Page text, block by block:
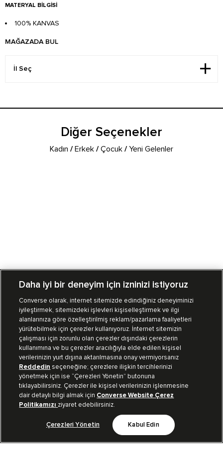
MATERYAL BILGISI
100% KANVAS
MAĞAZADA BUL
Diğer Seçenekler
Kadın /Erkek /Çocuk /Yeni Gelenler
Mağazalarımız Sipariş Takibi
Müşteri İlişkileri
Koleksiyon
Kurumsal
Bizi Takip Et
Daha iyi bir deneyim için izninizi istiyoruz
Converse olarak, internet sitemizde edindiğiniz deneyiminizi
iyileştirmek, sitemizdeki işlevleri kişiselleştirmek ve ilgi
alanlarınıza göre özelleştirilmiş reklam/pazarlama faaliyetleri
yürütebilmek için çerezler kullanıyoruz. İnternet sitemizin
çalışması için zorunlu olan çerezler dışındaki çerezlerin
kullanımına ve bu çerezler aracılığıyla elde edilen kişisel
verilerinizin yurt dışına aktarılmasına onay vermiyorsanız
Reddedin seçeneğine; çerezlere ilişkin tercihlerinizi
yönetmek için ise “Çerezleri Yönetin” butonuna
tıklayabilirsiniz. Çerezler ile kişisel verilerinizin işlenmesine
dair detaylı bilgi almak için Converse Website Çerez
Politikamızı ziyaret edebilirsiniz.
Çerezleri Yönetin Kabul Edin